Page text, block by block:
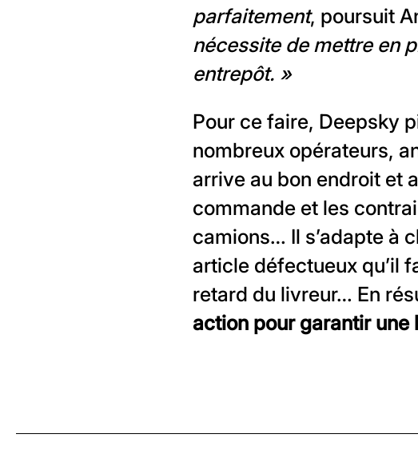
parfaitement, poursuit
nécessite de mettre en
entrepôt. »
Pour ce faire, Deepsky
nombreux opérateurs,
arrive au bon endroit et
commande et les
camions… Il s’adapte à
article défectueux qu’il
retard du livreur… En
action pour garantir